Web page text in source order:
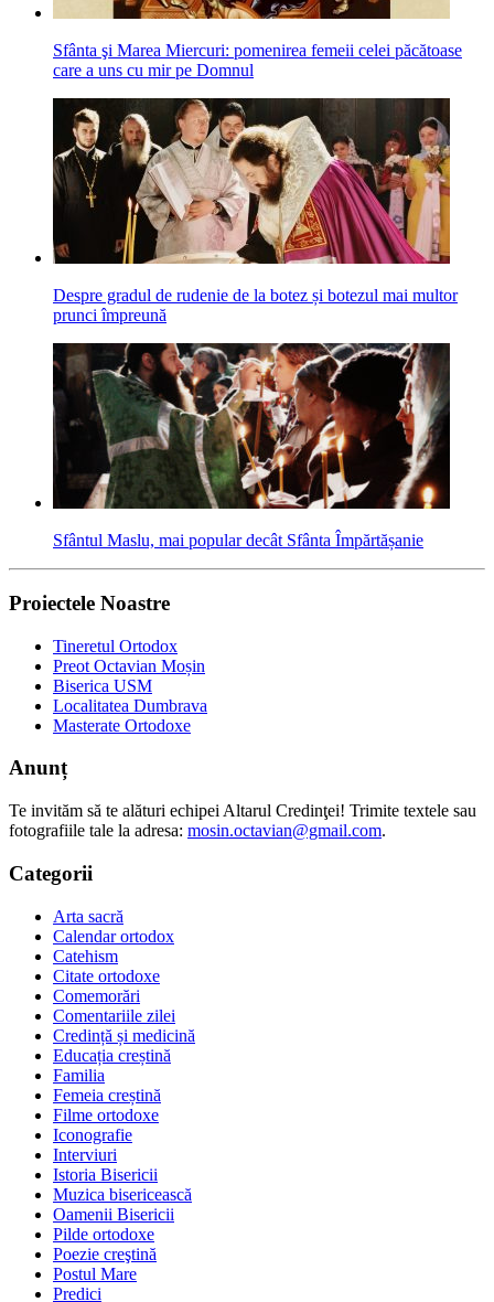
Sfânta şi Marea Miercuri: pomenirea femeii celei păcătoase
care a uns cu mir pe Domnul
Despre gradul de rudenie de la botez și botezul mai multor
prunci împreună
Sfântul Maslu, mai popular decât Sfânta Împărtășanie
Proiectele Noastre
Tineretul Ortodox
Preot Octavian Moșin
Biserica USM
Localitatea Dumbrava
Masterate Ortodoxe
Anunț
Te invităm să te alături echipei Altarul Credinţei! Trimite textele sau
fotografiile tale la adresa: mosin.octavian@gmail.com.
Categorii
Arta sacră
Calendar ortodox
Catehism
Citate ortodoxe
Comemorări
Comentariile zilei
Credință și medicină
Educația creștină
Familia
Femeia creștină
Filme ortodoxe
Iconografie
Interviuri
Istoria Bisericii
Muzica bisericească
Oamenii Bisericii
Pilde ortodoxe
Poezie creştină
Postul Mare
Predici